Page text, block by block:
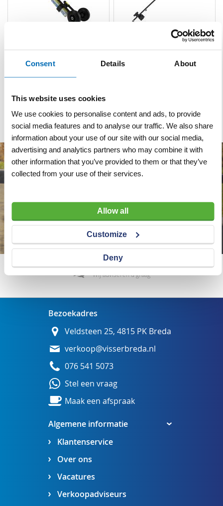
Consent Details About
This website uses cookies
We use cookies to personalise content and ads, to provide
social media features and to analyse our traffic. We also share
information about your use of our site with our social media,
advertising and analytics partners who may combine it with
other information that you’ve provided to them or that they’ve
collected from your use of their services.
Allow all
Customize
Deny
Wegenverfspuitwagen
type EV voorzien van 2
wielen
Artnr w9078 excl. btw
€ 175,00
Wegenverfspuitbusstick
€ 113,65
Wij adviseren u graag
Algemene informatie
Klantenservice
Over ons
Vacatures
Verkoopadviseurs
Bezoekadres
Veldsteen 25, 4815 PK Breda
verkoop@visserbreda.nl
076 541 5073
Stel een vraag
Maak een afspraak